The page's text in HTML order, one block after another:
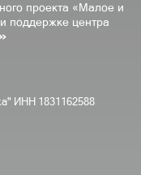
проекта «Малое и
поддержке центра
ИНН 1831162588